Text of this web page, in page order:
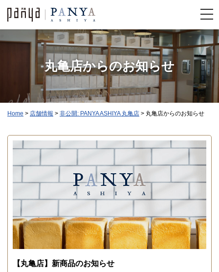
丸亀店からのお知らせ
Home > 店舗情報 > 非公開: PANYA ASHIYA 丸亀店 > 丸亀店からのお知らせ
【丸亀店】新商品のお知らせ